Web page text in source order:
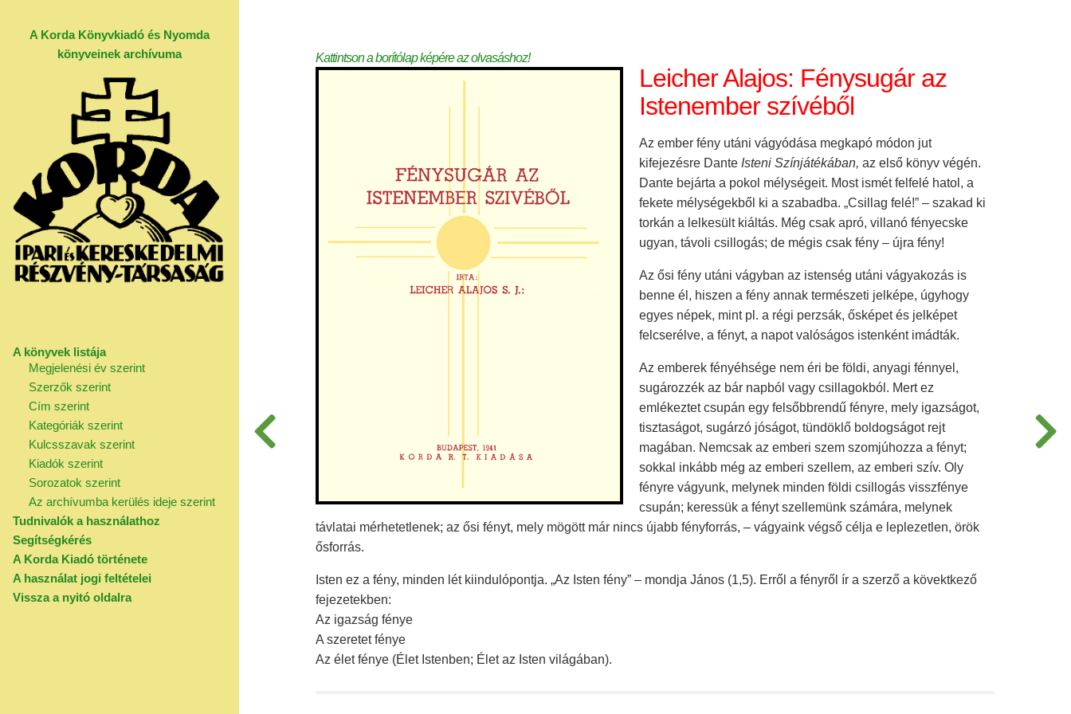
A Korda Könyvkiadó és Nyomda
könyveinek archívuma
A könyvek listája
Megjelenési év szerint
Szerzők szerint
Cím szerint
Kategóriák szerint
Kulcsszavak szerint
Kiadók szerint
Sorozatok szerint
Az archívumba kerülés ideje szerint
Tudnivalók a használathoz
Segítségkérés
A Korda Kiadó története
A használat jogi feltételei
Vissza a nyitó oldalra
Kattintson a borítólap képére az olvasáshoz!
Leicher Alajos: Fénysugár az
Istenember szívéből
Az ember fény utáni vágyódása megkapó módon jut
kifejezésre Dante Isteni Színjátékában, az első könyv végén.
Dante bejárta a pokol mélységeit. Most ismét felfelé hatol, a
fekete mélységekből ki a szabadba. „Csillag felé!” – szakad ki
torkán a lelkesült kiáltás. Még csak apró, villanó fényecske
ugyan, távoli csillogás; de mégis csak fény – újra fény!
Az ősi fény utáni vágyban az istenség utáni vágyakozás is
benne él, hiszen a fény annak természeti jelképe, úgyhogy
egyes népek, mint pl. a régi perzsák, ősképet és jelképet
felcserélve, a fényt, a napot valóságos istenként imádták.
Az emberek fényéhsége nem éri be földi, anyagi fénnyel,
sugározzék az bár napból vagy csillagokból. Mert ez
emlékeztet csupán egy felsőbbrendű fényre, mely igazságot,
tisztaságot, sugárzó jóságot, tündöklő boldogságot rejt
magában. Nemcsak az emberi szem szomjúhozza a fényt;
sokkal inkább még az emberi szellem, az emberi szív. Oly
fényre vágyunk, melynek minden földi csillogás visszfénye
csupán; keressük a fényt szellemünk számára, melynek
távlatai mérhetetlenek; az ősi fényt, mely mögött már nincs újabb fényforrás, – vágyaink végső célja e leplezetlen, örök
ősforrás.
Isten ez a fény, minden lét kiindulópontja. „Az Isten fény” – mondja János (1,5). Erről a fényről ír a szerző a kövektkező
fejezetekben:
Az igazság fénye
A szeretet fénye
Az élet fénye (Élet Istenben; Élet az Isten világában).